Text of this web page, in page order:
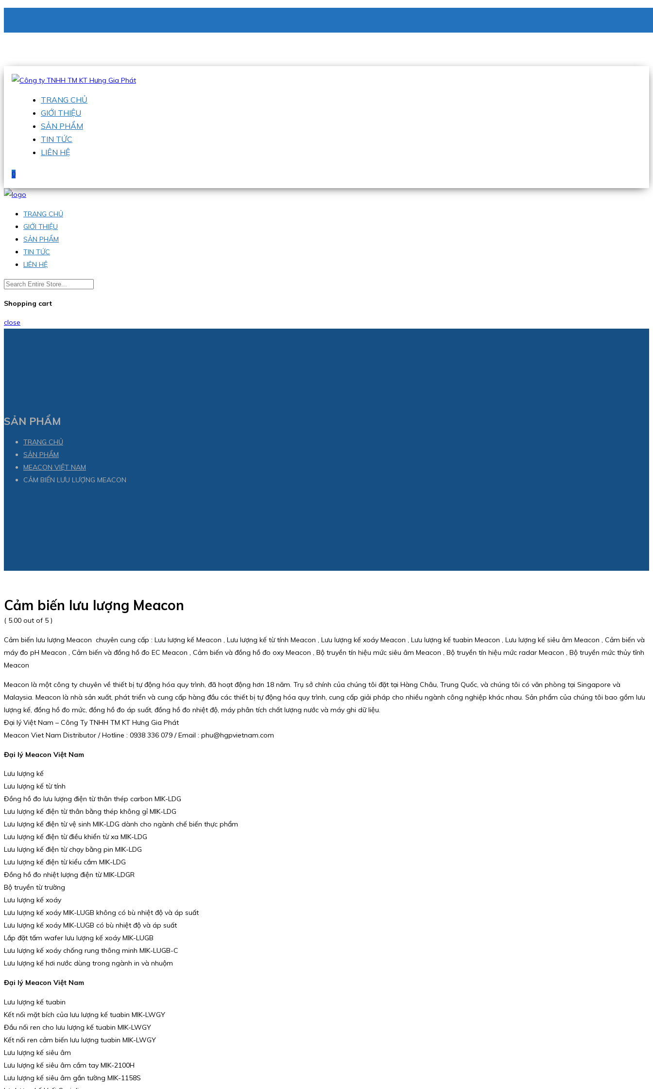
Hotline:0938 336 079
TRANG CHỦ
GIỚI THIỆU
SẢN PHẨM
TIN TỨC
LIÊN HỆ
0
TRANG CHỦ
GIỚI THIỆU
SẢN PHẨM
TIN TỨC
LIÊN HỆ
Shopping cart
close
SẢN PHẨM
TRANG CHỦ
SẢN PHẨM
MEACON VIỆT NAM
CẢM BIẾN LƯU LƯỢNG MEACON
Cảm biến lưu lượng Meacon
( 5.00 out of 5 )
Cảm biến lưu lượng Meacon chuyên cung cấp : Lưu lượng kế Meacon , Lưu lượng kế từ tính Meacon , Lưu lượng kế xoáy Meacon , Lưu lượng kế tuabin Meacon , Lưu lượng kế siêu âm Meacon , Cảm biến và
máy đo pH Meacon , Cảm biến và đồng hồ đo EC Meacon , Cảm biến và đồng hồ đo oxy Meacon , Bộ truyền tín hiệu mức siêu âm Meacon , Bộ truyền tín hiệu mức radar Meacon , Bộ truyền mức thủy tĩnh
Meacon
Meacon là một công ty chuyên về thiết bị tự động hóa quy trình, đã hoạt động hơn 18 năm. Trụ sở chính của chúng tôi đặt tại Hàng Châu, Trung Quốc, và chúng tôi có văn phòng tại Singapore và
Malaysia. Meacon là nhà sản xuất, phát triển và cung cấp hàng đầu các thiết bị tự động hóa quy trình, cung cấp giải pháp cho nhiều ngành công nghiệp khác nhau. Sản phẩm của chúng tôi bao gồm lưu
lượng kế, đồng hồ đo mức, đồng hồ đo áp suất, đồng hồ đo nhiệt độ, máy phân tích chất lượng nước và máy ghi dữ liệu.
Đại lý Việt Nam – Công Ty TNHH TM KT Hưng Gia Phát
Meacon Viet Nam Distributor / Hotline : 0938 336 079 / Email : phu@hgpvietnam.com
Đại lý Meacon Việt Nam
Lưu lượng kế
Lưu lượng kế từ tính
Đồng hồ đo lưu lượng điện từ thân thép carbon MIK-LDG
Lưu lượng kế điện từ thân bằng thép không gỉ MIK-LDG
Lưu lượng kế điện từ vệ sinh MIK-LDG dành cho ngành chế biến thực phẩm
Lưu lượng kế điện từ điều khiển từ xa MIK-LDG
Lưu lượng kế điện từ chạy bằng pin MIK-LDG
Lưu lượng kế điện từ kiểu cắm MIK-LDG
Đồng hồ đo nhiệt lượng điện từ MIK-LDGR
Bộ truyền từ trường
Lưu lượng kế xoáy
Lưu lượng kế xoáy MIK-LUGB không có bù nhiệt độ và áp suất
Lưu lượng kế xoáy MIK-LUGB có bù nhiệt độ và áp suất
Lắp đặt tấm wafer lưu lượng kế xoáy MIK-LUGB
Lưu lượng kế xoáy chống rung thông minh MIK-LUGB-C
Lưu lượng kế hơi nước dùng trong ngành in và nhuộm
Đại lý Meacon Việt Nam
Lưu lượng kế tuabin
Kết nối mặt bích của lưu lượng kế tuabin MIK-LWGY
Đầu nối ren cho lưu lượng kế tuabin MIK-LWGY
Kết nối ren cảm biến lưu lượng tuabin MIK-LWGY
Lưu lượng kế siêu âm
Lưu lượng kế siêu âm cầm tay MIK-2100H
Lưu lượng kế siêu âm gắn tường MIK-1158S